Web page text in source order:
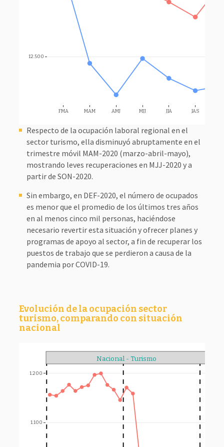
FMA MAM AMJ MJJ JJA JAS
12.500
Respecto de la ocupación laboral regional en el
sector turismo, ella disminuyó abruptamente en el
trimestre móvil MAM-2020 (marzo-abril-mayo),
mostrando leves recuperaciones en MJJ-2020 y a
partir de SON-2020.
Sin embargo, en DEF-2020, el número de ocupados
es menor que el promedio de los últimos tres años
en al menos cinco mil personas, haciéndose
necesario revertir esta situación y ofrecer planes y
programas de apoyo al sector, a fin de recuperar los
puestos de trabajo que se perdieron a causa de la
pandemia por COVID-19.
Evolución de la ocupación sector
turismo, comparando con situación
nacional
1.100
1.200
Nacional - Turismo